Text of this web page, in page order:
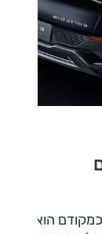
שקלים, וכמקודם